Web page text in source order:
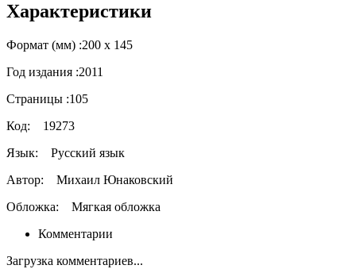
Характеристики
Формат (мм) :200 х 145
Год издания :2011
Страницы :105
Код: 19273
Язык: Русский язык
Автор:
Михаил Юнаковский
Обложка: Мягкая обложка
Комментарии
Загрузка комментариев...